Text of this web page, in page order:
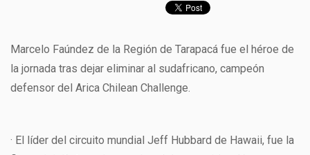
Marcelo Faúndez de la Región de Tarapacá fue el héroe de
la jornada tras dejar eliminar al sudafricano, campeón
defensor del Arica Chilean Challenge.
· El líder del circuito mundial Jeff Hubbard de Hawaii, fue la